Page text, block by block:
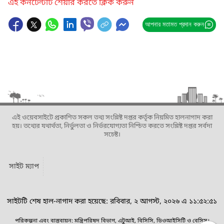
এই কনটেন্টটি শেয়ার করতে ক্লিক করুন
আপনার মতামত প্রদান করুন
এই ওয়েবসাইটে প্রকাশিত সকল তথ্য সংশ্লিষ্ট দপ্তর কর্তৃক নিয়মিত হালনাগাদ করা
হয়। তথ্যের যথার্থতা, নির্ভুলতা ও নির্ভরযোগ্যতা নিশ্চিত করতে সংশ্লিষ্ট দপ্তর সর্বদা
সচেষ্ট।
সাইট ম্যাপ
সাইটটি শেষ হাল-নাগাদ করা হয়েছে: রবিবার, ২ আগস্ট, ২০২৬ এ ১১:৫২:৫১
পরিকল্পনা এবং বাস্তবায়ন: মন্ত্রিপরিষদ বিভাগ, এটুআই, বিসিসি, ডিওআইসিটি ও বেসিস।